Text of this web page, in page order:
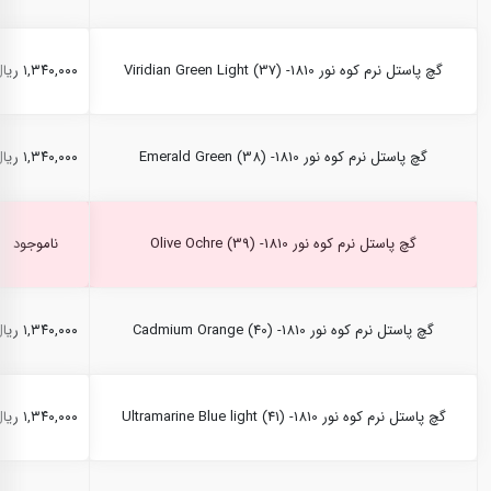
گچ پاستل نرم کوه نور Viridian Green Light (37) -1810 ۱,۳۴۰,۰۰۰ ریال
گچ پاستل نرم کوه نور Emerald Green (38) -1810 ۱,۳۴۰,۰۰۰ ریال
گچ پاستل نرم کوه نور Olive Ochre (39) -1810 ناموجود
گچ پاستل نرم کوه نور Cadmium Orange (40) -1810 ۱,۳۴۰,۰۰۰ ریال
گچ پاستل نرم کوه نور Ultramarine Blue light (41) -1810 ۱,۳۴۰,۰۰۰ ریال